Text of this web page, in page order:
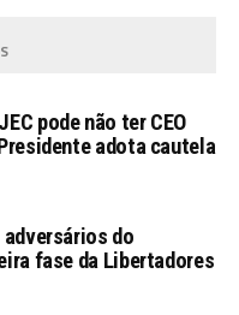
pode não ter CEO
adota cautela
adversários do
fase da Libertadores